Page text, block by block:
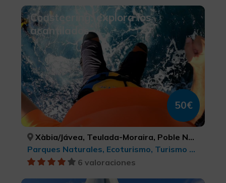
Coasteering: explora los
acantilados
50€
Xàbia/Jávea, Teulada-Moraira, Poble Nou de Benitatxell, el/ Benitachell, Dénia, ALACANT/ALICANTE, ALACANT/ALICANTE, ALACANT/ALICANTE, ALACANT/ALICANTE
Parques Naturales, Ecoturismo, Turismo activo-aventura, Turismo deportivo
6 valoraciones